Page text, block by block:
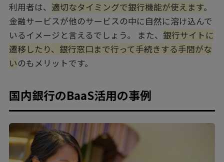
利用者は、 適切なタイミングで銀行機能が使えます。
金融サービスが他のサービスの中に自然に溶け込んで
いるイメージと言えるでしょう。 また、 銀行サイトに
遷移したり、銀行窓口まで行って手続きする手間がな
いのもメリットです。
国内銀行のBaaS活用の事例